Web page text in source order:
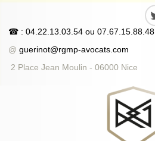
☎ : 04.22.13.03.54 ou 07.67.15.88.48
@ guerinot@rgmp-avocats.com
2 Place Jean Moulin - 06000 Nice